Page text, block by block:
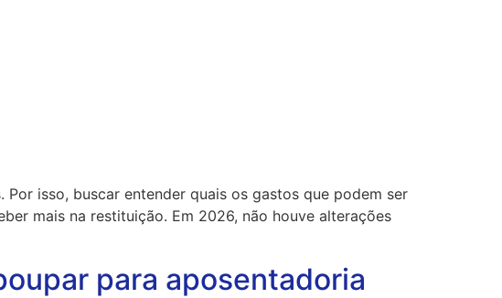
isso, buscar entender quais os gastos que podem ser
mais na restituição. Em 2026, não houve alterações
para aposentadoria